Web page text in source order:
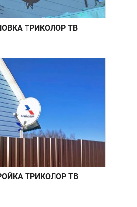
ТРИКОЛОР ТВ
ТРИКОЛОР ТВ